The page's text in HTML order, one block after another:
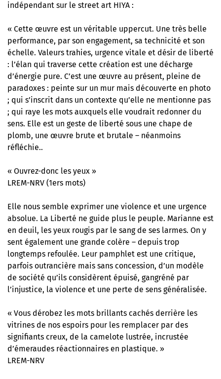
indépendant sur le street art HIYA :
« Cette œuvre est un véritable uppercut. Une très belle
performance, par son engagement, sa technicité et son
échelle. Valeurs trahies, urgence vitale et désir de liberté
: l’élan qui traverse cette création est une décharge
d’énergie pure. C’est une œuvre au présent, pleine de
paradoxes : peinte sur un mur mais découverte en photo
; qui s’inscrit dans un contexte qu’elle ne mentionne pas
; qui raye les mots auxquels elle voudrait redonner du
sens. Elle est un geste de liberté sous une chape de
plomb, une œuvre brute et brutale – néanmoins
réfléchie..
« Ouvrez-donc les yeux »
LREM-NRV (1ers mots)
Elle nous semble exprimer une violence et une urgence
absolue. La Liberté ne guide plus le peuple. Marianne est
en deuil, les yeux rougis par le sang de ses larmes. On y
sent également une grande colère – depuis trop
longtemps refoulée. Leur pamphlet est une critique,
parfois outrancière mais sans concession, d’un modèle
de société qu’ils considèrent épuisé, gangréné par
l’injustice, la violence et une perte de sens généralisée.
« Vous dérobez les mots brillants cachés derrière les
vitrines de nos espoirs pour les remplacer par des
signifiants creux, de la camelote lustrée, incrustée
d’émeraudes réactionnaires en plastique. »
LREM-NRV